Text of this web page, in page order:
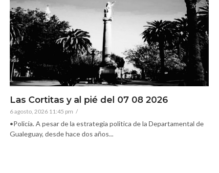
Las Cortitas y al pié del 07 08 2026
6 agosto, 2026 11:45 pm /
•Policía. A pesar de la estrategia politica de la Departamental de
Gualeguay, desde hace dos años...